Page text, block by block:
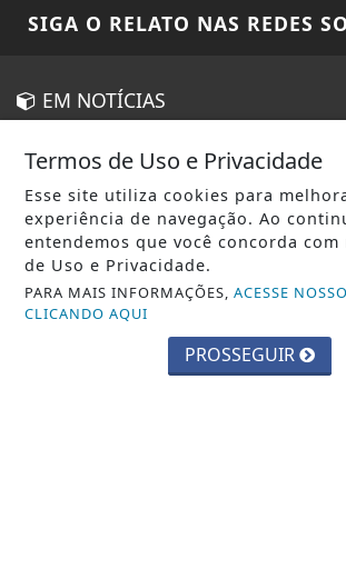
SIGA O RELATO NAS REDES
EM NOTÍCIAS
ECONOMIA
EDUCAÇÃO
ENTRETENIMENTO
ESTADO DE SÃO PAULO
Termos de Uso e Privacidade
Esse site utiliza cookies para
experiência de navegação. Ao
entendemos que você concorda com
de Uso e Privacidade.
PARA MAIS INFORMAÇÕES,ACESSE
CLICANDO AQUI
PROSSEGUIR